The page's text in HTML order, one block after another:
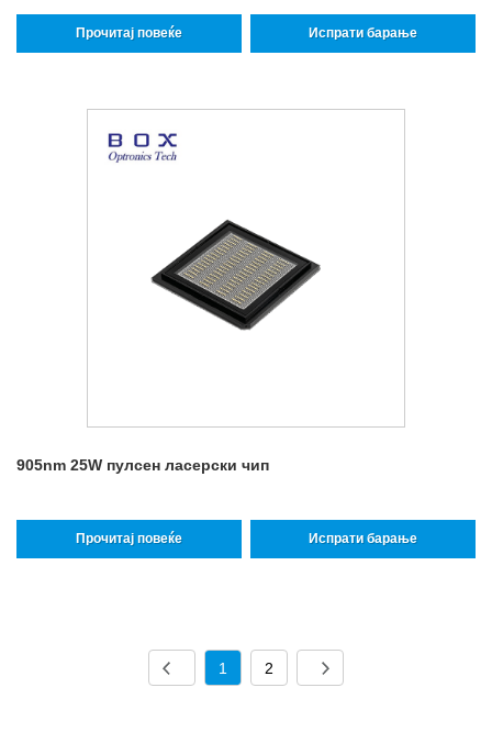
Прочитај повеќе Испрати барање
905nm 25W пулсен ласерски чип
Прочитај повеќе Испрати барање
1 2